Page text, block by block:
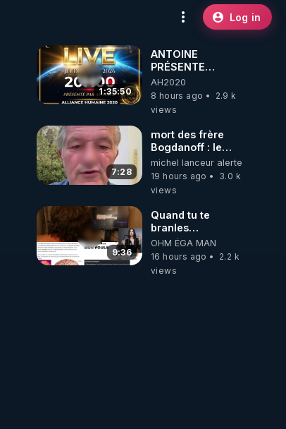
Log in
1:35:50
ANTOINE
PRÉSENTE
AH2020 LE LIVE
20H ***DU
06/08/2026***
AH2020
8 hours ago
2.9 k
views
7:28
mort des frère
Bogdanoff : le
mensonge d état
michel lanceur alerte
19 hours ago
3.0 k
views
9:36
Quand tu te
branles
bonhomme tu
émets des ondes
ils ont juste omis
OHM ÉGA MAN
16 hours ago
2.2 k
views